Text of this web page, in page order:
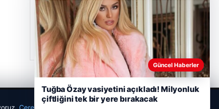
Hastaş Beton
26/05/2026
Çerez Politikamız
Güncel Haberler
Tuğba Özay vasiyetini açıkladı! Milyonluk
çiftliğini tek bir yere bırakacak